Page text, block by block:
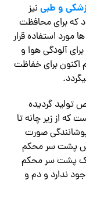
و طبی نیز
که برای محافظت
مورد استفاده قرار
آلودگی هوا و
اکنون برای خفاظت
تولید گردیده
از زیر چانه تا
صورت
پشت سر محکم
پشت سر محکم
ندارد و دم و